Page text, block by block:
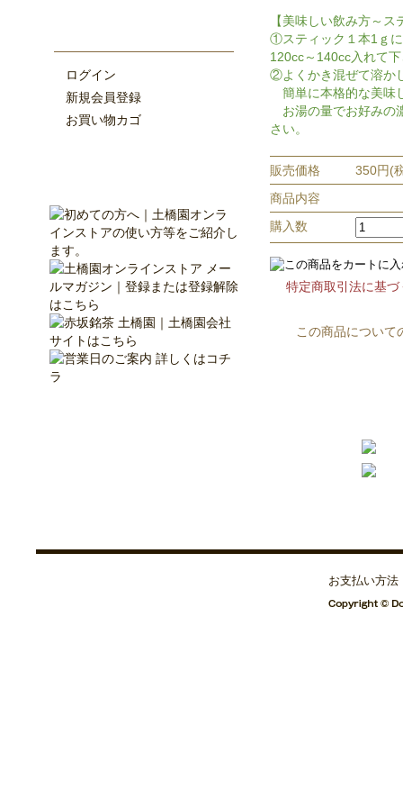
ログイン
新規会員登録
お買い物カゴ
【美味しい飲み方～
①スティック１本1ｇ
120cc～140cc入れて
②よくかき混ぜて溶か
簡単に本格的な美味
お湯の量でお好みの
さい。
販売価格
350円(
商品内容
購入数
特定商取引法に基
この商品について
お支払い方法